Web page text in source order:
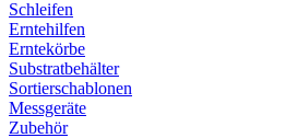
Schleifen
Erntehilfen
Erntekörbe
Substratbehälter
Sortierschablonen
Messgeräte
Zubehör